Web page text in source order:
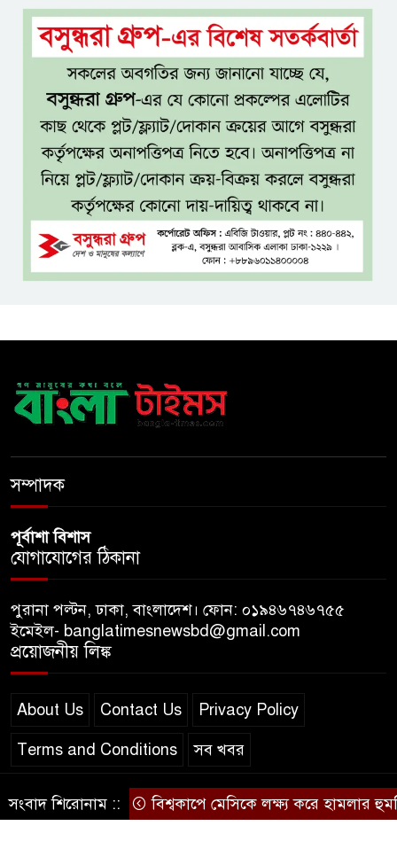
শেখ হাসিনার দিল্লির সংবাদ
সম্মেলনের সঙ্গে ভারত সরকারের
সম্পৃক্ততা নেই: জয়সোয়াল
টাঙ্গাইলে নিহত ১৪ বাস-মিনিবাস
মালিকের পরিবারকে আর্থিক অনুদান
ও সম্মাননা
সাড়ে ৩ হাজার এতিম ও
মাদরাসাশিক্ষার্থীর খাবারের
আয়োজন করলেন প্রতিমন্ত্রী টুকু
কাছে শত কোটি টাকা ক্ষতিপূরণ
দাবি
ধ্বংসস্তূপের ওপরই বারবার ক্ষমতায়
সম্পাদক
পূর্বাশা বিশাস
যোগাযোগের ঠিকানা
পুরানা পল্টন, ঢাকা, বাংলাদেশ। ফোন: ০১৯৪৬৭৪৬৭৫৫
ইমেইল- banglatimesnewsbd@gmail.com
প্রয়োজনীয় লিঙ্ক
About Us Contact Us Privacy Policy
Terms and Conditions সব খবর
© স্বত্ব বাংলা-টাইমস ২০২০-২০২৪
সংবাদ শিরোনাম ::বিশ্বকাপে মেসিকে লক্ষ্য করে হামলার হুমকি,